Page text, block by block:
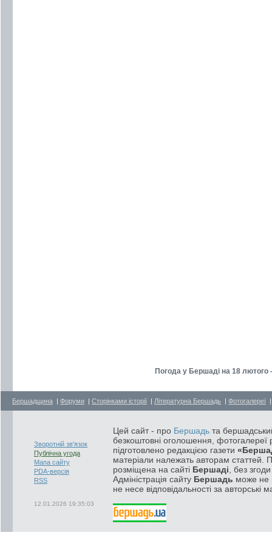
Погода у Бершаді на 18
Бершадщина | Форуми | Сторінками історії | Літературна Бершадь | Фотогалереї
Зворотній зв'язок
Публічна угода
Мапа сайту
PDA-версія
RSS
12.01.2026 19:35:03
Цей сайт - про Бершадь та
безкоштовні оголошення, фотогалереї
підготовлено редакцією газети
матеріали належать авторам статтей.
розміщена на сайті Бершаді , без
Адміністрація сайту Бершадь може не
не несе відповідальності за авторські